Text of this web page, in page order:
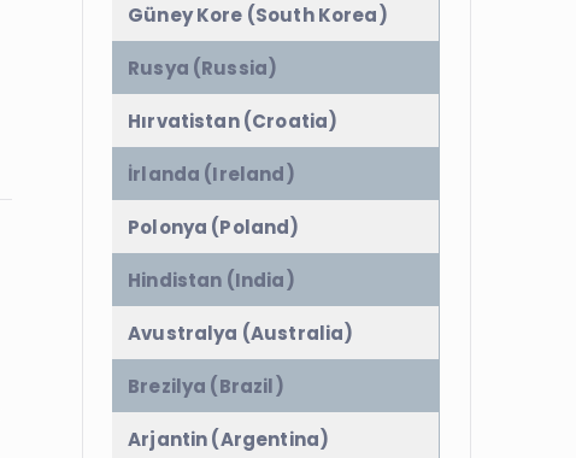
Güney Kore (South Korea)
Rusya (Russia)
Hırvatistan (Croatia)
İrlanda (Ireland)
Polonya (Poland)
Hindistan (India)
Avustralya (Australia)
Brezilya (Brazil)
Arjantin (Argentina)